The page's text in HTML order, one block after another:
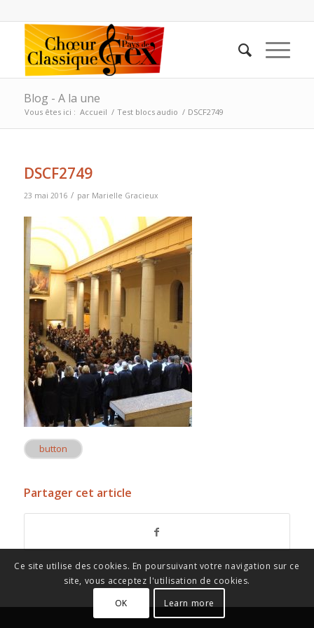
Blog - A la une
Vous êtes ici : Accueil / Test blocs audio / DSCF2749
DSCF2749
23 mai 2016 / par Marielle Gracieux
button
Partager cet article
Ce site utilise des cookies. En poursuivant votre navigation sur ce
site, vous acceptez l'utilisation de cookies.
OK
Learn more